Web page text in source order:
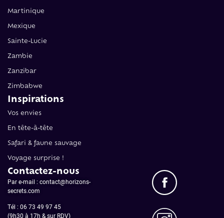
Martinique
Mexique
Sainte-Lucie
Zambie
Zanzibar
Zimbabwe
Inspirations
Vos envies
En tête-à-tête
Safari & faune sauvage
Voyage surprise !
Contactez-nous
Par e-mail : contact@horizons-
secrets.com
Tél : 06 73 49 97 45
(9h30 à 17h & sur RDV)